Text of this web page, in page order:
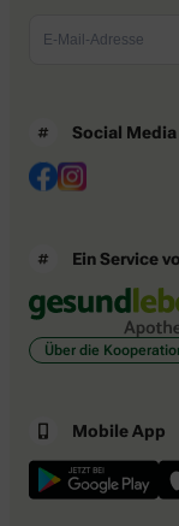
Social Media
Ein Service
Über die
Mobile App